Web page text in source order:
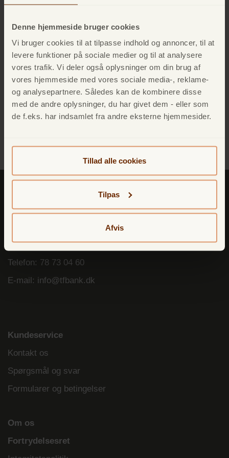
Denne hjemmeside bruger cookies
Vi bruger cookies til at tilpasse indhold og annoncer, til at
levere funktioner på sociale medier og til at analysere
vores trafik. Vi deler også oplysninger om din brug af
vores hjemmeside med vores sociale media-, reklame-
og analysepartnere. Således kan de kombinere disse
med de andre oplysninger, du har givet dem - eller som
de f.eks. har indsamlet fra andre eksterne hjemmesider.
Tillad alle cookies
Tilpas
Afvis
afbetalingstid på 1 - 10 år. Renten er individuel og
fastsættes i samråd med kreditvurderingen: Fra 11,15%
til 15,95%, effektiv rente 12,6% - 24,99%.
Ved lån på 30.000 kr. over 5 år er den månedlige ydelse
714 kr. Variabel debitorrente er 11,95% og ÅOP 16,11
%. Lånet er inklusivt et oprettelsesgebyr på 390 kr. og
et månedligt gebyr på 39 kr. pr. md. De samlede
Box 947, SE-501 10 Borås, Sweden
Telefon: 78 73 04 60
E-mail: info@tfbank.dk
Kundeservice
Kontakt os
Spørgsmål og svar
Formularer og betingelser
Om os
Fortrydelsesret